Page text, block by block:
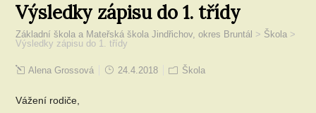
Výsledky zápisu do 1. třídy
Základní škola a Mateřská škola Jindřichov, okres Bruntál > Škola >
Výsledky zápisu do 1. třídy
Alena Grossová 24.4.2018 Škola
Vážení rodiče,